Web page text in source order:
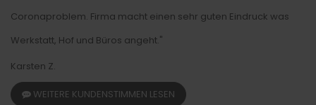
Coronaproblem. Firma macht einen sehr guten Eindruck was
Werkstatt, Hof und Büros angeht."
Karsten Z.
WEITERE KUNDENSTIMMEN LESEN